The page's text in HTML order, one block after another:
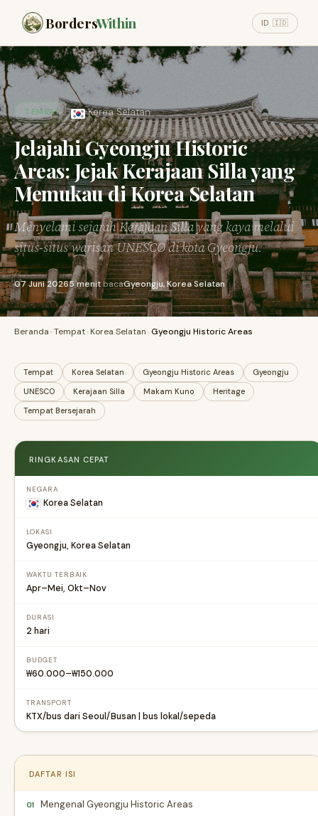
BordersWithin ID 🇮🇩
TEMPAT Korea Selatan
Jelajahi Gyeongju Historic
Areas: Jejak Kerajaan Silla yang
Memukau di Korea Selatan
Menyelami sejarah Kerajaan Silla yang kaya melalui
situs-situs warisan UNESCO di kota Gyeongju.
07 Juni 20265 menitbacaGyeongju, Korea Selatan
Beranda ›Tempat›Korea Selatan ›Gyeongju Historic Areas
Tempat Korea Selatan Gyeongju Historic Areas
Gyeongju
UNESCO
Kerajaan Silla Makam Kuno
Heritage
Tempat Bersejarah
RINGKASAN CEPAT
NEGARA
Korea Selatan
LOKASI
Gyeongju, Korea Selatan
WAKTU TERBAIK
Apr–Mei, Okt–Nov
DURASI
2 hari
BUDGET
₩60.000–₩150.000
TRANSPORT
KTX/bus dari Seoul/Busan | bus lokal/sepeda
DAFTAR ISI
01 Mengenal Gyeongju Historic Areas